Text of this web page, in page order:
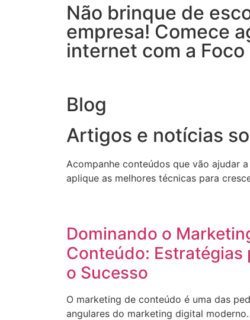
Não brinque de
empresa! Comece
internet com a
Blog
Artigos e notícias
Acompanhe conteúdos que vão ajudar
aplique as melhores técnicas para
Dominando o
Conteúdo: Estratégias
o Sucesso
O marketing de conteúdo é uma das
angulares do marketing digital moderno.